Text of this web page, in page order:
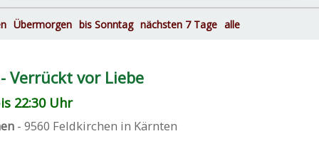
Übermorgen bis Sonntag nächsten 7 Tage alle
Verrückt vor Liebe
22:30 Uhr
-9560 Feldkirchen in Kärnten